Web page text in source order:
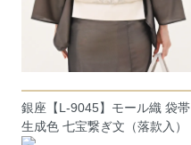
銀座【L-9045】モール織 袋帯
生成色 七宝繋ぎ文（落款入）